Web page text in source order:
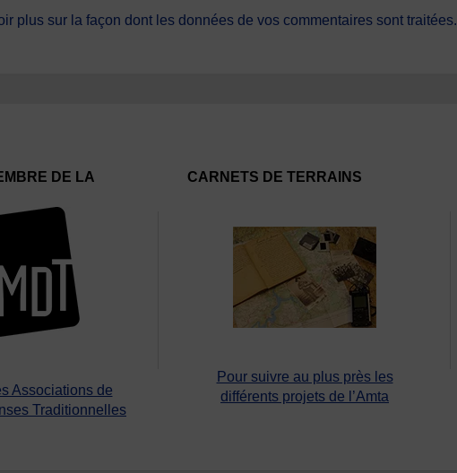
plus sur la façon dont les données de vos commentaires sont traitées.
DE LA
Associations de
Traditionnelles
CARNETS DE TERRAINS
Pour suivre au plus près les
différents projets de l’Amta